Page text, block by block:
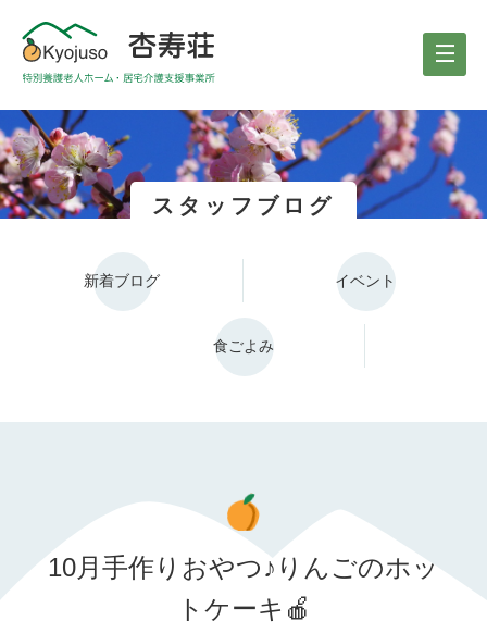
スタッフブログ
新着ブログ イベント
食ごよみ
10月手作りおやつ♪りんごのホッ
トケーキ🍎